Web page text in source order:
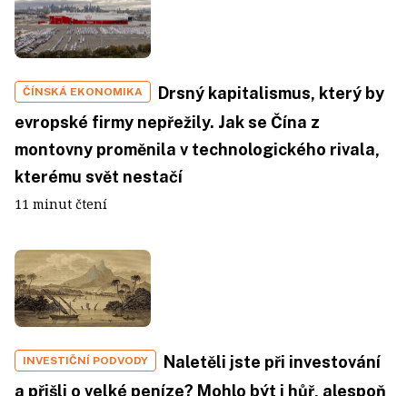
ČÍNSKÁ EKONOMIKA
Drsný kapitalismus, který by
evropské firmy nepřežily. Jak se Čína z
montovny proměnila v technologického rivala,
kterému svět nestačí
11 minut čtení
INVESTIČNÍ PODVODY
Naletěli jste při investování
a přišli o velké peníze? Mohlo být i hůř, alespoň